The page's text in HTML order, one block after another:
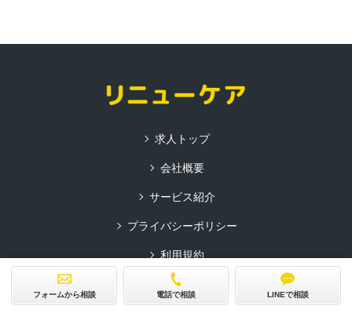
フォームから相談 電話で相談 LINEで相談
求人トップ
会社概要
サービス紹介
プライバシーポリシー
利用規約
採用ご担当者様へ